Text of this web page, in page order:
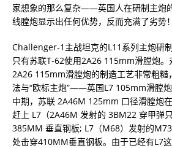
家想象的那么复杂——英国人在研制主炮
线膛炮显示出任何优势，反而充满了劣势！
Challenger-1主战坦克的L11系列主炮研
只有苏联T-62使用2A26 115mm滑膛炮。
2A26 115mm滑膛炮的制造工艺非常粗糙
法与“欧标主炮”——英国L7 105mm滑膛
中期，苏联 2A46M 125mm 口径滑膛炮
赶上 L7（2A46M 发射的 3BM22 穿甲弹
385MM 垂直钢板; L7（M68）发射的
处击穿410MM垂直钢板。由于已经有L7